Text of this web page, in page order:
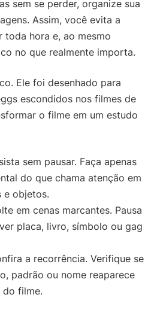
sem se perder, organize sua
Assim, você evita a
toda hora e, ao mesmo
no que realmente importa.
Ele foi desenhado para
escondidos nos filmes de
o filme em um estudo
sem pausar. Faça apenas
do que chama atenção em
e objetos.
em cenas marcantes. Pausa
placa, livro, símbolo ou gag
a recorrência. Verifique se
padrão ou nome reaparece
filme.